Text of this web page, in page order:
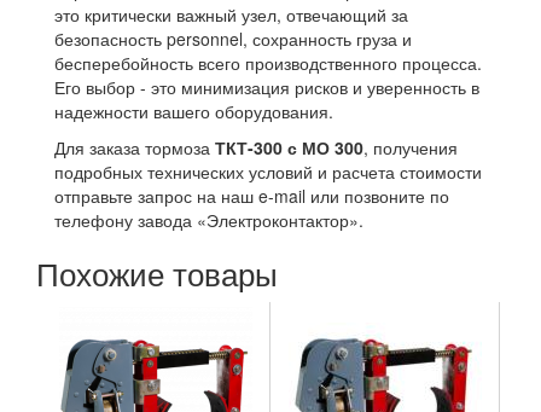
это критически важный узел, отвечающий за
безопасность personnel, сохранность груза и
бесперебойность всего производственного процесса.
Его выбор - это минимизация рисков и уверенность в
надежности вашего оборудования.
Для заказа тормоза ТКТ-300 с МО 300, получения
подробных технических условий и расчета стоимости
отправьте запрос на наш e-mail или позвоните по
телефону завода «Электроконтактор».
Похожие товары